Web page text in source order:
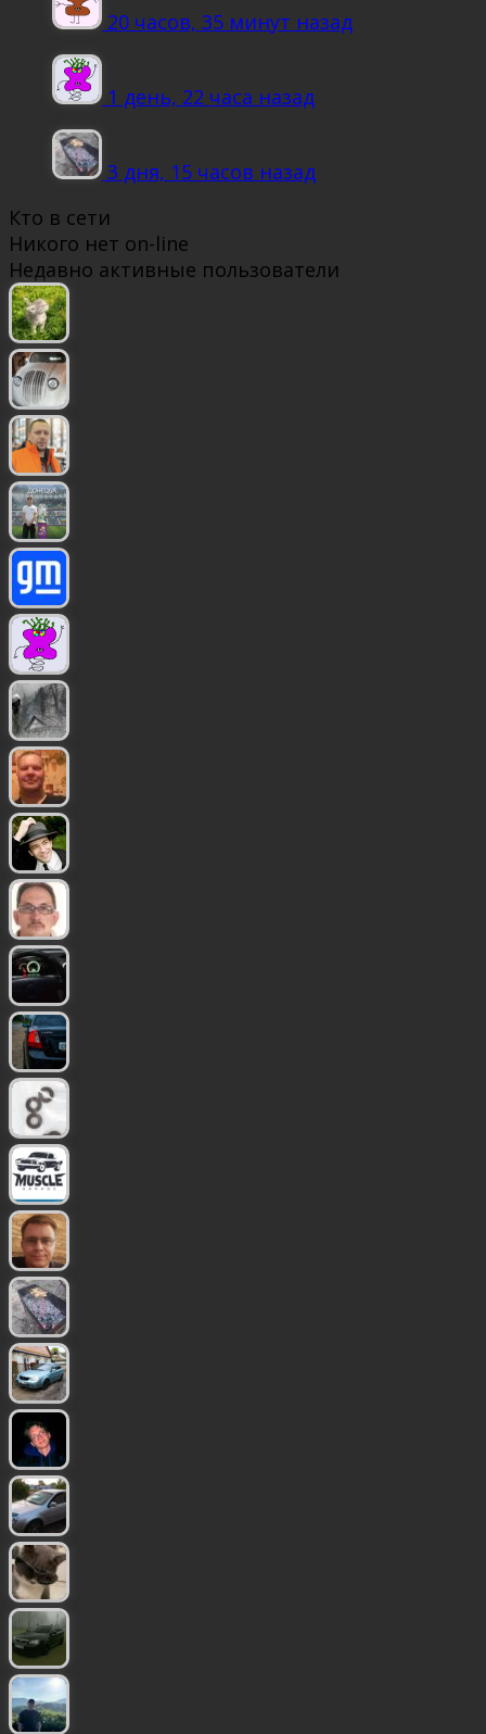
20 часов, 35 минут назад
1 день, 22 часа назад
3 дня, 15 часов назад
Кто в сети
Никого нет on-line
Недавно активные пользователи